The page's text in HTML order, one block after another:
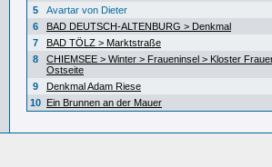
5
Avartar von Dieter
6
BAD DEUTSCH-ALTENBURG > Denkmal
7
BAD TÖLZ > Marktstraße
8
CHIEMSEE > Winter > Fraueninsel > Kloster
Ostseite
9
Denkmal Adam Riese
10 Ein Brunnen an der Mauer